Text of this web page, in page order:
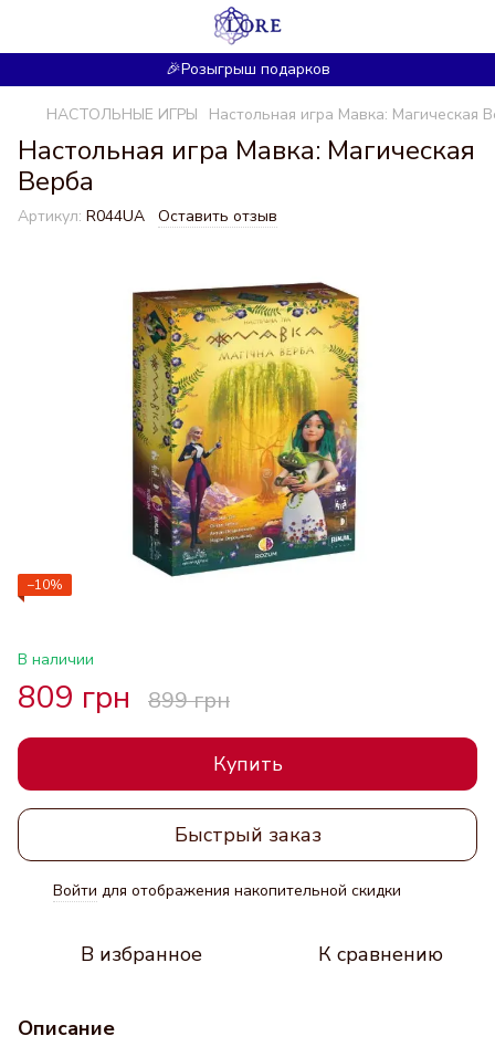
🎉Розыгрыш подарков
НАСТОЛЬНЫЕ ИГРЫ Настольная игра Мавка: Магическая
Настольная игра Мавка: Магическая
Верба
Артикул: R044UA Оставить отзыв
−10%
В наличии
809 грн 899 грн
Купить
Быстрый заказ
Войти для отображения накопительной скидки
В избранное К сравнению
Описание